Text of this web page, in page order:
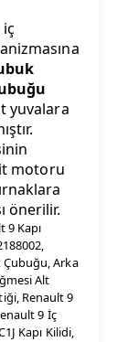
iç
yuvalara
motoru
önerilir.
9 Kapı
Çubuğu, Arka
Alt
Renault 9
9 İç
Kapı Kilidi,